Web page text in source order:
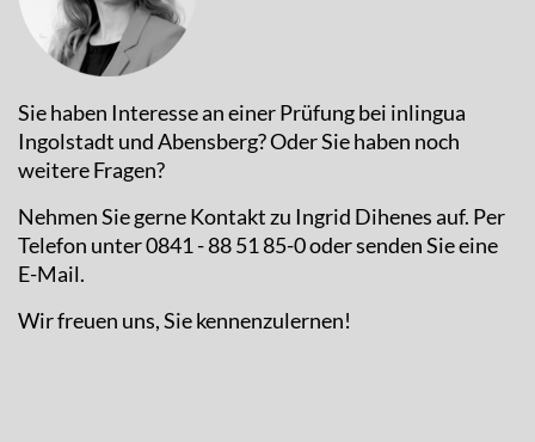
Sie haben Interesse an einer Prüfung bei inlingua
Ingolstadt und Abensberg? Oder Sie haben noch
weitere Fragen?
Nehmen Sie gerne Kontakt zu Ingrid Dihenes auf. Per
Telefon unter 0841 - 88 51 85-0 oder senden Sie eine
E-Mail.
Wir freuen uns, Sie kennenzulernen!